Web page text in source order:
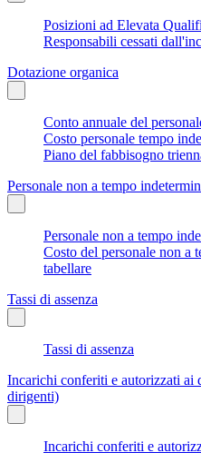
Posizioni ad Elevata
Responsabili cessati
Dotazione organica
Conto annuale del
Costo personale tempo
Piano del fabbisogno
Personale non a tempo
Personale non a tempo
Costo del personale non a
tabellare
Tassi di assenza
Tassi di assenza
Incarichi conferiti e autorizzati ai
dirigenti)
Incarichi conferiti e